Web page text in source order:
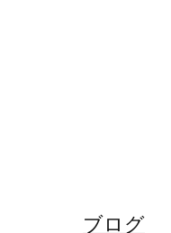
ブログ